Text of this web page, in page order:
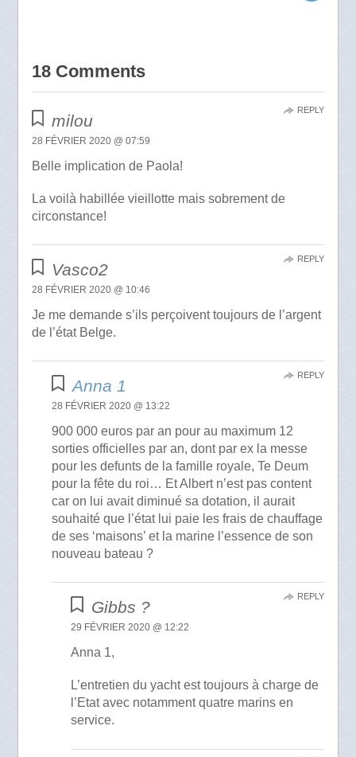
18 Comments
milou
28 FÉVRIER 2020 @ 07:59
Belle implication de Paola!
La voilà habillée vieillotte mais sobrement de
circonstance!
REPLY
Vasco2
28 FÉVRIER 2020 @ 10:46
Je me demande s’ils perçoivent toujours de l’argent
de l’état Belge.
REPLY
Anna 1
28 FÉVRIER 2020 @ 13:22
900 000 euros par an pour au maximum 12
sorties officielles par an, dont par ex la messe
pour les defunts de la famille royale, Te Deum
pour la fête du roi… Et Albert n’est pas content
car on lui avait diminué sa dotation, il aurait
souhaité que l’état lui paie les frais de chauffage
de ses ‘maisons’ et la marine l’essence de son
nouveau bateau ?
REPLY
Gibbs ?
29 FÉVRIER 2020 @ 12:22
Anna 1,
L’entretien du yacht est toujours à charge de
l’Etat avec notamment quatre marins en
service.
REPLY